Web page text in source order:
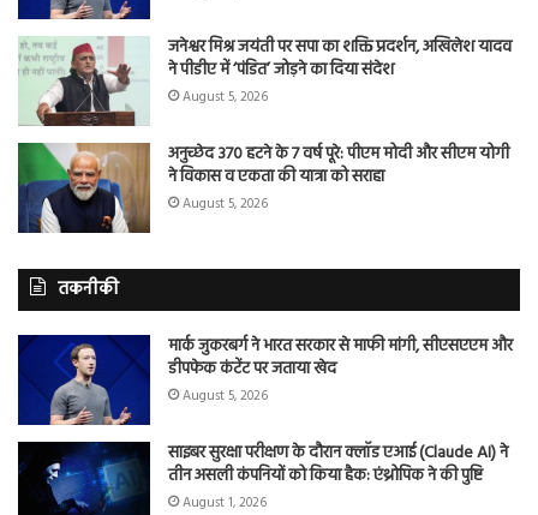
जनेश्वर मिश्र जयंती पर सपा का शक्ति प्रदर्शन, अखिलेश यादव
ने पीडीए में ‘पंडित’ जोड़ने का दिया संदेश
August 5, 2026
अनुच्छेद 370 हटने के 7 वर्ष पूरे: पीएम मोदी और सीएम योगी
ने विकास व एकता की यात्रा को सराहा
August 5, 2026
तकनीकी
मार्क जुकरबर्ग ने भारत सरकार से माफी मांगी, सीएसएएम और
डीपफेक कंटेंट पर जताया खेद
August 5, 2026
साइबर सुरक्षा परीक्षण के दौरान क्लॉड एआई (Claude AI) ने
तीन असली कंपनियों को किया हैक: एंथ्रोपिक ने की पुष्टि
August 1, 2026